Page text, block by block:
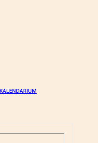
KALENDARIUM